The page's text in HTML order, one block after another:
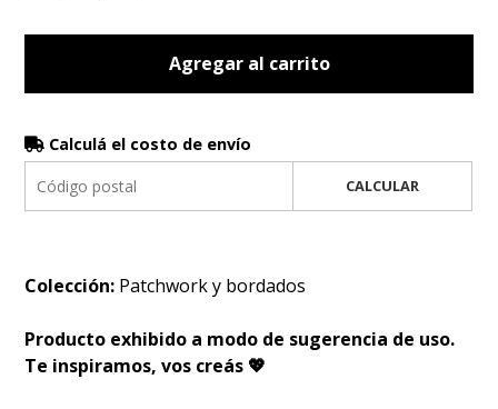
Agregar al carrito
Calculá el costo de envío
CALCULAR
Colección: Patchwork y bordados
Producto exhibido a modo de sugerencia de uso.
Te inspiramos, vos creás 💖